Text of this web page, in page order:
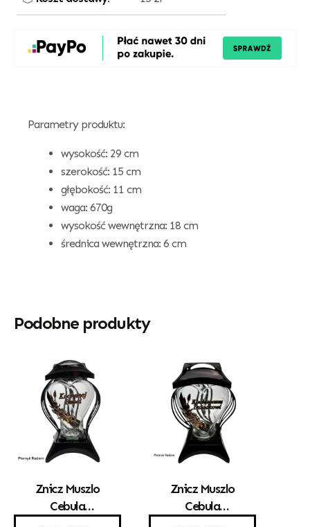
Parametry produktu:
wysokość: 29 cm
szerokość: 15 cm
głębokość: 11 cm
waga: 670g
wysokość wewnętrzna: 18 cm
średnica wewnętrzna: 6 cm
Podobne produkty
Znicz Muszlo
Cebula
Znicz Muszlo
Cebula